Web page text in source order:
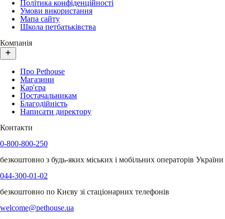
Політика конфіденційності
Умови використання
Мапа сайту
Школа петбатьківства
Компанія
Про Pethouse
Магазини
Кар'єра
Постачальникам
Благодійність
Написати директору
Контакти
0-800-800-250
безкоштовно з будь-яких міських і мобільних операторів України
044-300-01-02
безкоштовно по Києву зі стаціонарних телефонів
welcome@pethouse.ua